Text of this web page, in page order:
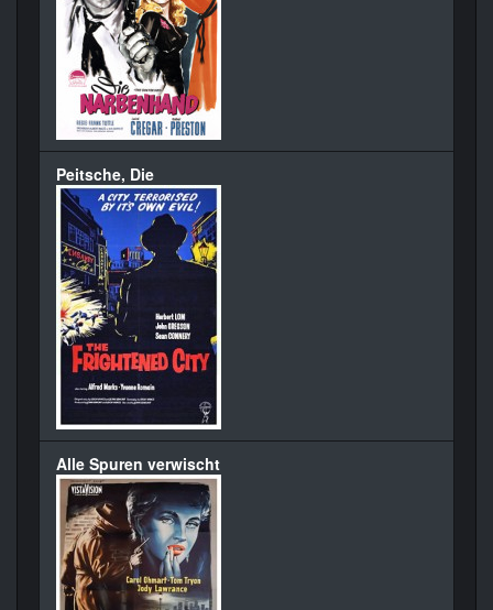
Peitsche, Die
Alle Spuren verwischt